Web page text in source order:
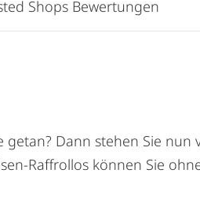
Dann stehen Sie
Raffrollos können Sie
Shops Bewertungen